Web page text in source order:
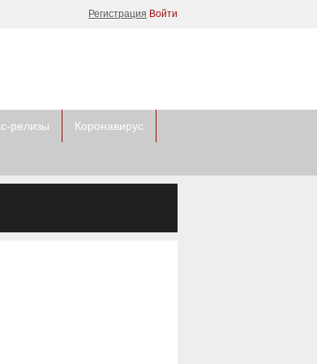
Регистрация Войти
релизы Коронавирус